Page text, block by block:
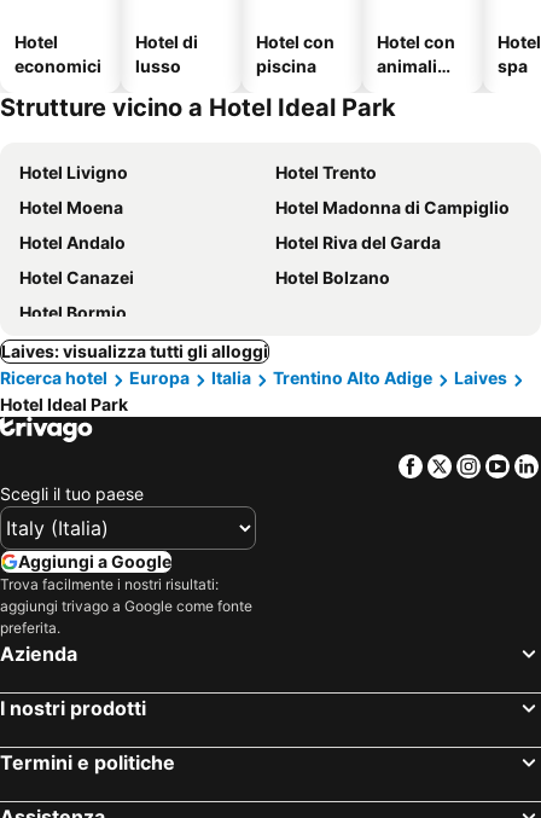
Hotel
economici
Hotel di
lusso
Hotel con
piscina
Hotel con
animali
spa
Strutture vicino a Hotel Ideal Park
Hotel Livigno
Hotel Trento
Hotel Moena
Hotel Madonna di Campiglio
Hotel Andalo
Hotel Riva del Garda
Hotel Canazei
Hotel Bolzano
Hotel Bormio
Laives: visualizza tutti gli alloggi
Ricerca hotel
Europa Italia Trentino Alto Adige
Laives
Hotel Ideal Park
Facebook
Twitter
Scegli il tuo paese
Aggiungi a Google
Trova facilmente i nostri risultati:
aggiungi trivago a Google come fonte
preferita.
Azienda
I nostri prodotti
Termini e politiche